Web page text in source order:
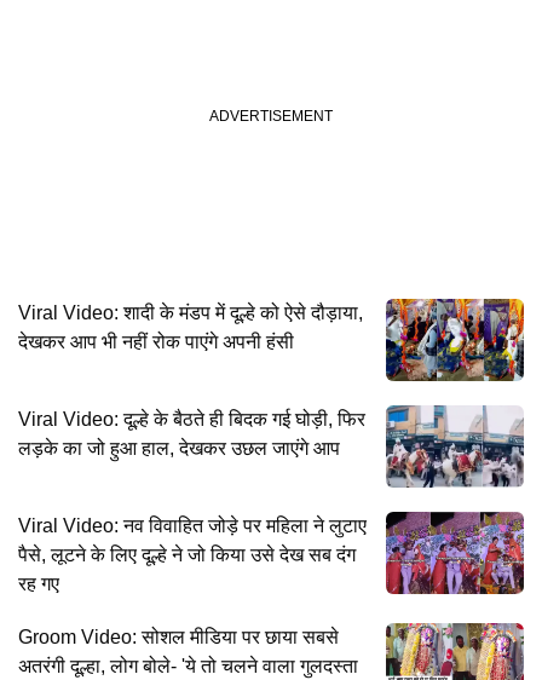
Viral Video: शादी के मंडप में दूल्हे को ऐसे दौड़ाया,
देखकर आप भी नहीं रोक पाएंगे अपनी हंसी
Viral Video: दूल्हे के बैठते ही बिदक गई घोड़ी, फिर
लड़के का जो हुआ हाल, देखकर उछल जाएंगे आप
Viral Video: नव विवाहित जोड़े पर महिला ने लुटाए
पैसे, लूटने के लिए दूल्हे ने जो किया उसे देख सब दंग
रह गए
Groom Video: सोशल मीडिया पर छाया सबसे
अतरंगी दूल्हा, लोग बोले- 'ये तो चलने वाला गुलदस्ता